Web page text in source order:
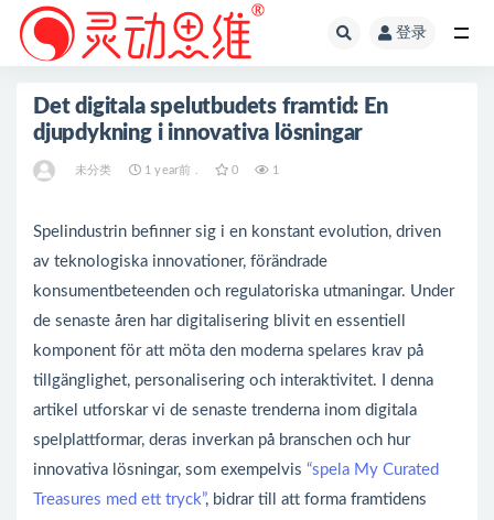
登录
Det digitala spelutbudets framtid: En
djupdykning i innovativa lösningar
未分类 1 year前 . 0 1
Spelindustrin befinner sig i en konstant evolution, driven
av teknologiska innovationer, förändrade
konsumentbeteenden och regulatoriska utmaningar. Under
de senaste åren har digitalisering blivit en essentiell
komponent för att möta den moderna spelares krav på
tillgänglighet, personalisering och interaktivitet. I denna
artikel utforskar vi de senaste trenderna inom digitala
spelplattformar, deras inverkan på branschen och hur
innovativa lösningar, som exempelvis “spela My Curated
Treasures med ett tryck”, bidrar till att forma framtidens
全部